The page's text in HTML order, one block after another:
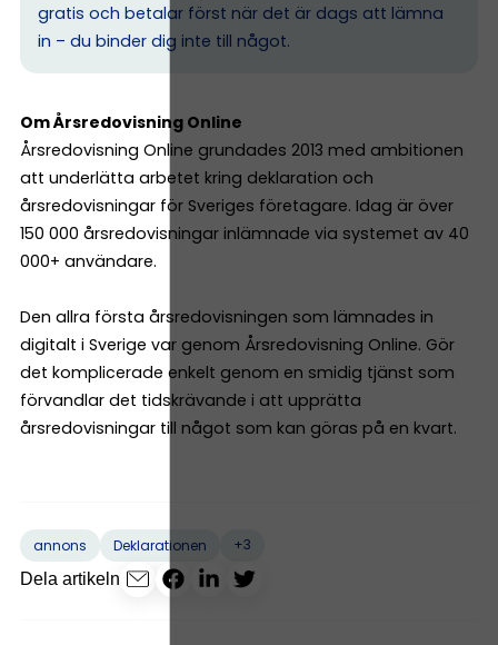
gratis och betalar först när det är dags att lämna
in – du binder dig inte till något.
Om Årsredovisning Online
Årsredovisning Online grundades 2013 med ambitionen
att underlätta arbetet kring deklaration och
årsredovisningar för Sveriges företagare. Idag är över
150 000 årsredovisningar inlämnade via systemet av 40
000+ användare.
Den allra första årsredovisningen som lämnades in
digitalt i Sverige var genom Årsredovisning Online. Gör
det komplicerade enkelt genom en smidig tjänst som
förvandlar det tidskrävande i att upprätta
årsredovisningar till något som kan göras på en kvart.
annons Deklarationen
+3
Dela artikeln